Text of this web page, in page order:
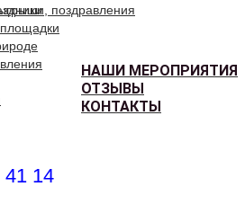
поздравления
НАШИ МЕРОПРИЯТИЯ
ОТЗЫВЫ
КОНТАКТЫ
41 14